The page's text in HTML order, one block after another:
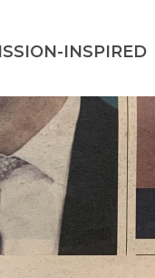
INSPIRED